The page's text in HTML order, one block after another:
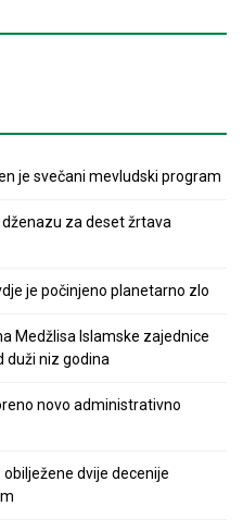
je svečani mevludski program
za deset žrtava
je počinjeno planetarno zlo
Medžlisa Islamske zajednice
duži niz godina
novo administrativno
dvije decenije